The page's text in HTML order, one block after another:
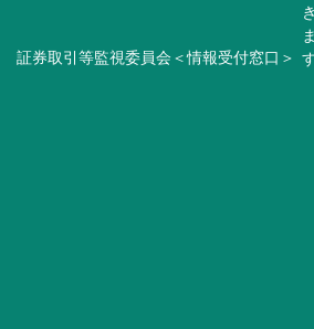
証券取引等監視委員会＜情報受付窓口＞